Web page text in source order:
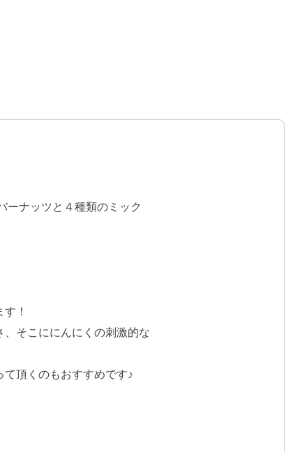
ーナッツと４種類のミック
！
そこににんにくの刺激的な
頂くのもおすすめです♪